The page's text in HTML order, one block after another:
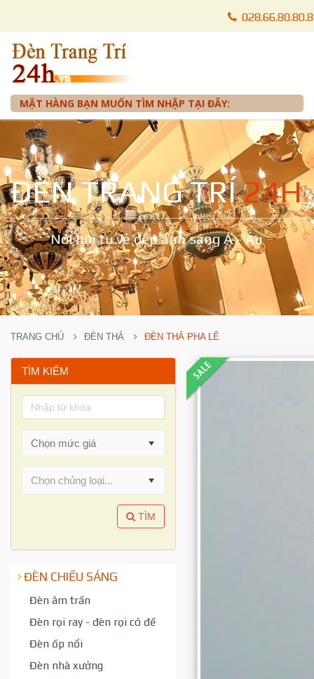
MẶT HÀNG BẠN MUỐN TÌM NHẬP TẠI ĐÂY:
ĐÈN TRANG TRÍ24H
Nơi hội tụ vẻ đẹp ánh sáng Á - Âu
TRANG CHỦ ĐÈN THẢ ĐÈN THẢ PHA LÊ
TÌM KIẾM
Chọn chủng loại...
TÌM
ĐÈN CHIẾU SÁNG
Đèn âm trần
Đèn rọi ray - đèn rọi có đế
Đèn ốp nổi
Đèn nhà xưởng